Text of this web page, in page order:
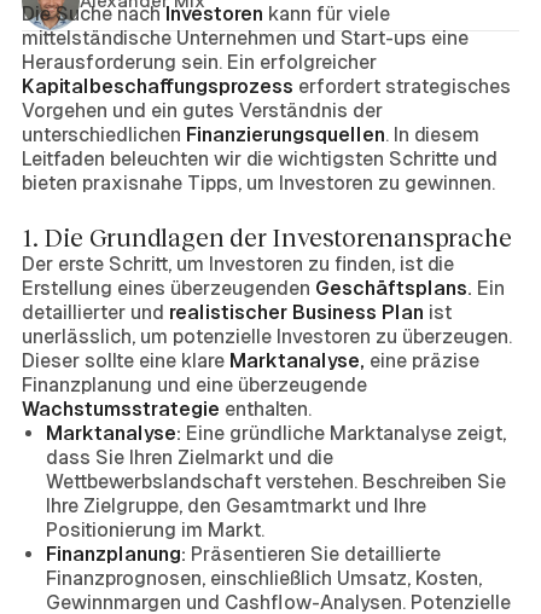
Die Suche nachInvestoren kann für viele
mittelständische Unternehmen und Start-ups eine
Herausforderung sein. Ein erfolgreicher
Kapitalbeschaffungsprozess erfordert strategisches
Vorgehen und ein gutes Verständnis der
unterschiedlichen Finanzierungsquellen. In diesem
Leitfaden beleuchten wir die wichtigsten Schritte und
bieten praxisnahe Tipps, um Investoren zu gewinnen.
1. Die Grundlagen der Investorenansprache
Der erste Schritt, um Investoren zu finden, ist die
Erstellung eines überzeugenden Geschäftsplans. Ein
detaillierter und realistischer Business Plan ist
unerlässlich, um potenzielle Investoren zu überzeugen.
Dieser sollte eine klare Marktanalyse, eine präzise
Finanzplanung und eine überzeugende
Wachstumsstrategie enthalten.
Marktanalyse: Eine gründliche Marktanalyse zeigt,
dass Sie Ihren Zielmarkt und die
Wettbewerbslandschaft verstehen. Beschreiben Sie
Ihre Zielgruppe, den Gesamtmarkt und Ihre
Positionierung im Markt.
Finanzplanung: Präsentieren Sie detaillierte
Finanzprognosen, einschließlich Umsatz, Kosten,
Gewinnmargen und Cashflow-Analysen. Potenzielle